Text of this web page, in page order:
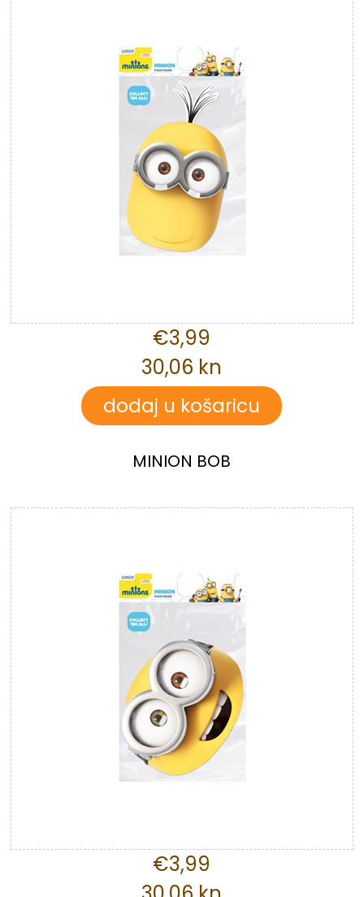
€3,99
30,06 kn
MINION BOB
€3,99